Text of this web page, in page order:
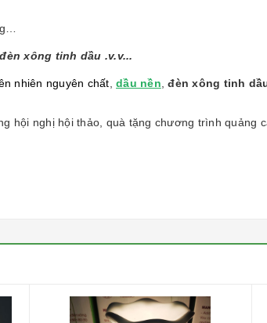
xông tinh dầu .v.v...
nhiên nguyên chất dầu nền ,đèn xông tinh
hội nghị hội thảo, quà tặng chương trình quảng